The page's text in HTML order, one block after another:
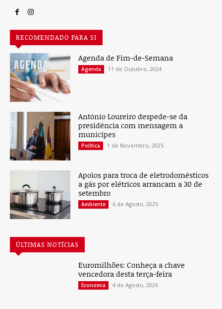
RECOMENDADO PARA SI
Agenda de Fim-de-Semana
Agenda 11 de Outubro, 2024
António Loureiro despede-se da
presidência com mensagem a
munícipes
Política 1 de Novembro, 2025
Apoios para troca de eletrodomésticos
a gás por elétricos arrancam a 30 de
setembro
Ambiente 6 de Agosto, 2025
ÚLTIMAS NOTÍCIAS
Euromilhões: Conheça a chave
vencedora desta terça-feira
Economia 4 de Agosto, 2026